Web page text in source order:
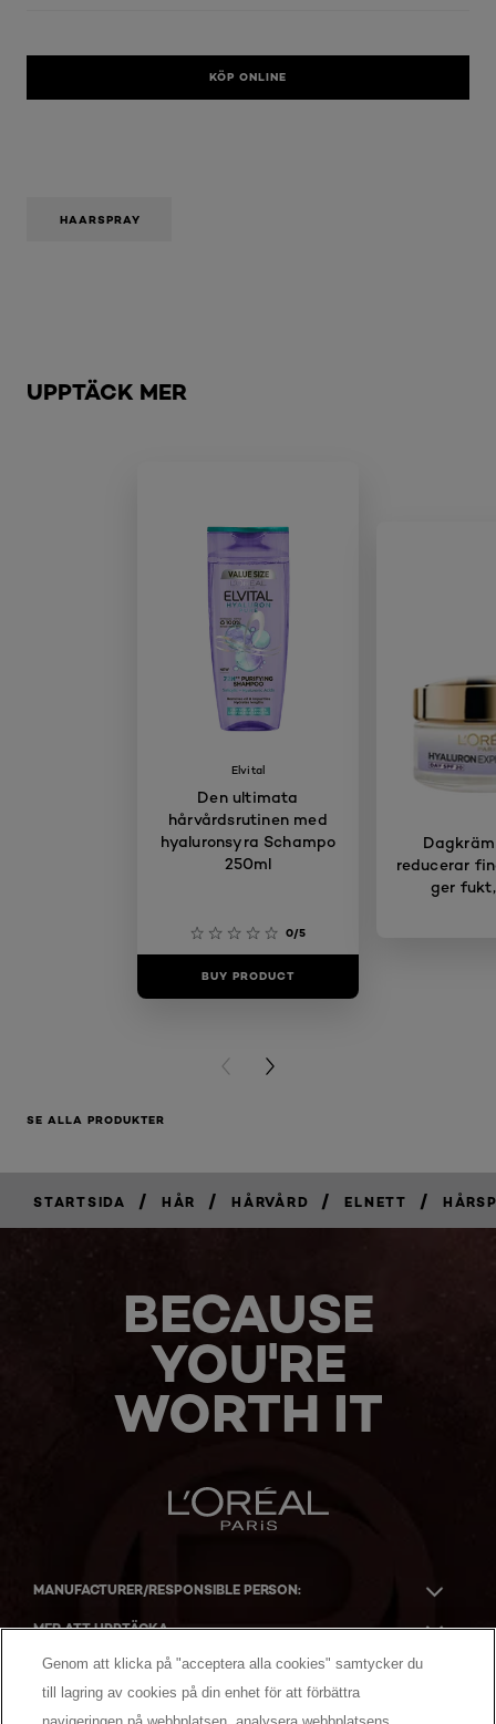
KÖP ONLINE
HAARSPRAY
UPPTÄCK MER
Elvital
Den ultimata
hårvårdsrutinen med
hyaluronsyra Schampo
250ml
0/5
BUY PRODUCT
Dagkräm
reducerar
ger
PREVIOUS CARD
NEXT CARD
SE ALLA PRODUKTER
STARTSIDA / HÅR / HÅRVÅRD / ELNETT /
BECAUSE
YOU'RE
WORTH IT
MANUFACTURER/RESPONSIBLE PERSON:
MER ATT UPPTÄCKA
Genom att klicka på "acceptera alla cookies" samtycker du
till lagring av cookies på din enhet för att förbättra